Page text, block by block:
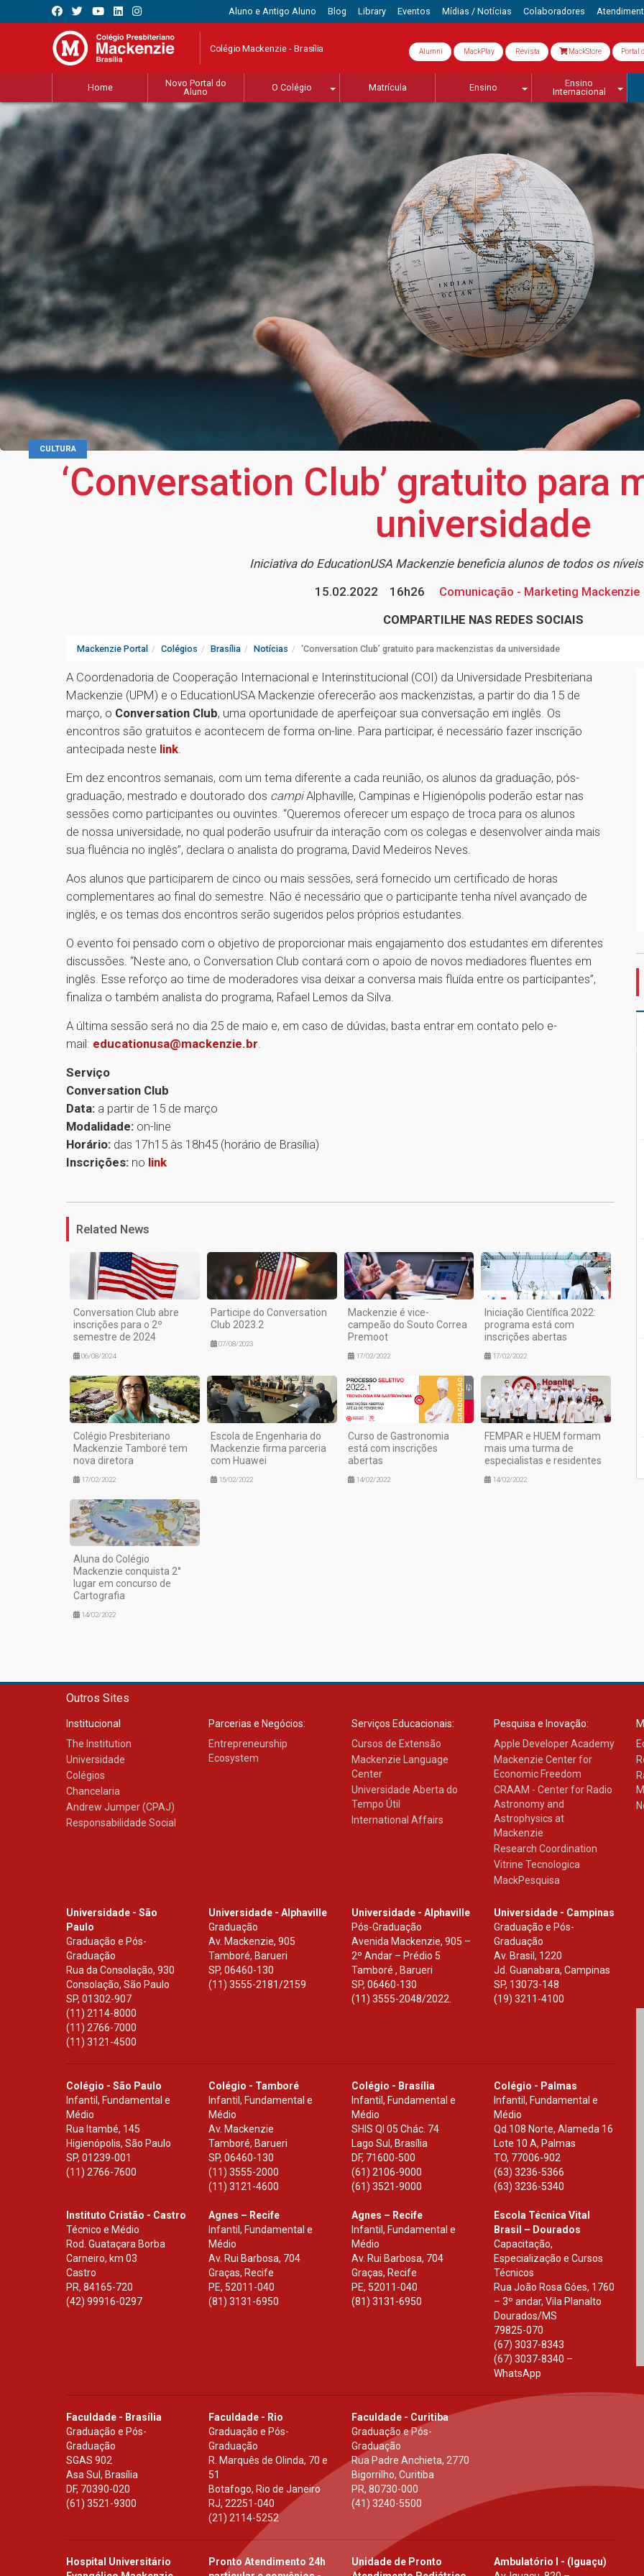
Aluno e Antigo Aluno Blog Library Eventos Mídias / Notícias Colaboradores
Colégio Mackenzie - Brasília Alumni MackPlay Revista MackStore Portal
Home
Novo Portal do
Aluno
O Colégio Matrícula Ensino
Ensino
Internacional
CULTURA
‘Conversation Club’ gratuito para
universidade
Iniciativa do EducationUSA Mackenzie beneficia alunos de todos os
15.02.2022
16h26
Comunicação - Marketing Mackenzie
COMPARTILHE NAS REDES SOCIAIS
Mackenzie Portal Colégios Brasília Notícias ‘Conversation Club’ gratuito para mackenzistas da universidade
A Coordenadoria de Cooperação Internacional e Interinstitucional (COI) da Universidade Presbiteriana
Mackenzie (UPM) e o EducationUSA Mackenzie oferecerão aos mackenzistas, a partir do dia 15 de
março, o Conversation Club, uma oportunidade de aperfeiçoar sua conversação em inglês. Os
encontros são gratuitos e acontecem de forma on-line. Para participar, é necessário fazer inscrição
antecipada neste link.
Em dez encontros semanais, com um tema diferente a cada reunião, os alunos da graduação, pós-
graduação, mestrado e doutorado dos campiAlphaville, Campinas e Higienópolis poderão estar nas
sessões como participantes ou ouvintes. “Queremos oferecer um espaço de troca para os alunos
de nossa universidade, no qual poderão usufruir da interação com os colegas e desenvolver ainda mais
sua fluência no inglês”, declara o analista do programa, David Medeiros Neves.
Aos alunos que participarem de cinco ou mais sessões, será fornecido um certificado de horas
complementares ao final do semestre. Não é necessário que o participante tenha nível avançado de
inglês, e os temas dos encontros serão sugeridos pelos próprios estudantes.
O evento foi pensado com o objetivo de proporcionar mais engajamento dos estudantes em diferentes
discussões. “Neste ano, o Conversation Club contará com o apoio de novos mediadores fluentes em
inglês. Esse reforço ao time de moderadores visa deixar a conversa mais fluída entre os participantes”,
finaliza o também analista do programa, Rafael Lemos da Silva.
A última sessão será no dia 25 de maio e, em caso de dúvidas, basta entrar em contato pelo e-
mail: educationusa@mackenzie.br.
Serviço
Conversation Club
Data: a partir de 15 de março
Modalidade: on-line
Horário: das 17h15 às 18h45 (horário de Brasília)
Inscrições: no link
Related News
Conversation Club abre
inscrições para o 2º
semestre de 2024
06/08/2024
Participe do Conversation
Club 2023.2
07/08/2023
Mackenzie é vice-
campeão do Souto Correa
Premoot
17/02/2022
Iniciação Científica 2022:
programa está com
inscrições abertas
17/02/2022
Colégio Presbiteriano
Mackenzie Tamboré tem
nova diretora
17/02/2022
Escola de Engenharia do
Mackenzie firma parceria
com Huawei
15/02/2022
Curso de Gastronomia
está com inscrições
abertas
14/02/2022
FEMPAR e HUEM formam
mais uma turma de
especialistas e residentes
14/02/2022
Aluna do Colégio
Mackenzie conquista 2°
lugar em concurso de
Cartografia
14/02/2022
Outros Sites
Institucional
The Institution
Universidade
Colégios
Chancelaria
Andrew Jumper (CPAJ)
Responsabilidade Social
Parcerias e Negócios:
Entrepreneurship
Ecosystem
Serviços Educacionais:
Cursos de Extensão
Mackenzie Language
Center
Universidade Aberta do
Tempo Útil
International Affairs
Pesquisa e Inovação:
Apple Developer Academy
Mackenzie Center for
Economic Freedom
CRAAM - Center for Radio
Astronomy and
Astrophysics at
Mackenzie
Research Coordination
Vitrine Tecnologica
MackPesquisa
Universidade - São
Paulo
Graduação e Pós-
Graduação
Rua da Consolação, 930
Consolação, São Paulo
SP, 01302-907
(11) 2114-8000
(11) 2766-7000
(11) 3121-4500
Universidade - Alphaville
Graduação
Av. Mackenzie, 905
Tamboré, Barueri
SP,06460-130
(11) 3555-2181/2159
Universidade - Alphaville
Pós-Graduação
Avenida Mackenzie, 905 –
2º Andar – Prédio 5
Tamboré , Barueri
SP, 06460-130
(11) 3555-2048/2022.
Universidade - Campinas
Graduação e Pós-
Graduação
Av. Brasil, 1220
Jd. Guanabara, Campinas
SP, 13073-148
(19) 3211-4100
Colégio - São Paulo
Infantil, Fundamental e
Médio
Rua Itambé, 145
Higienópolis, São Paulo
SP, 01239-001
(11) 2766-7600
Colégio - Tamboré
Infantil, Fundamental e
Médio
Av. Mackenzie
Tamboré, Barueri
SP,06460-130
(11) 3555-2000
(11) 3121-4600
Colégio - Brasília
Infantil, Fundamental e
Médio
SHIS Ql 05 Chác. 74
Lago Sul, Brasília
DF, 71600-500
(61) 2106-9000
(61) 3521-9000
Colégio - Palmas
Infantil, Fundamental e
Médio
Qd.108 Norte, Alameda 16
Lote 10 A, Palmas
TO, 77006-902
(63) 3236-5366
(63) 3236-5340
Instituto Cristão - Castro
Técnico e Médio
Rod. Guataçara Borba
Carneiro, km 03
Castro
PR, 84165-720
(42) 99916-0297
Agnes – Recife
Infantil, Fundamental e
Médio
Av. Rui Barbosa, 704
Graças, Recife
PE, 52011-040
(81) 3131-6950
Agnes – Recife
Infantil, Fundamental e
Médio
Av. Rui Barbosa, 704
Graças, Recife
PE, 52011-040
(81) 3131-6950
Escola Técnica Vital
Brasil – Dourados
Capacitação,
Especialização e Cursos
Técnicos
Rua João Rosa Góes, 1760
– 3º andar, Vila Planalto
Dourados/MS
79825-070
(67) 3037-8343
(67) 3037-8340 –
WhatsApp
Faculdade - Brasília
Graduação e Pós-
Graduação
SGAS 902
Asa Sul, Brasília
DF, 70390-020
(61) 3521-9300
Faculdade - Rio
Graduação e Pós-
Graduação
R. Marquês de Olinda, 70 e
51
Botafogo, Rio de Janeiro
RJ,22251-040
(21) 2114-5252
Faculdade - Curitiba
Graduação e Pós-
Graduação
Rua Padre Anchieta, 2770
Bigorrilho, Curitiba
PR, 80730-000
(41) 3240-5500
Hospital Universitário
Pronto Atendimento 24h
Unidade de Pronto
Ambulatório I - (Iguaçu)